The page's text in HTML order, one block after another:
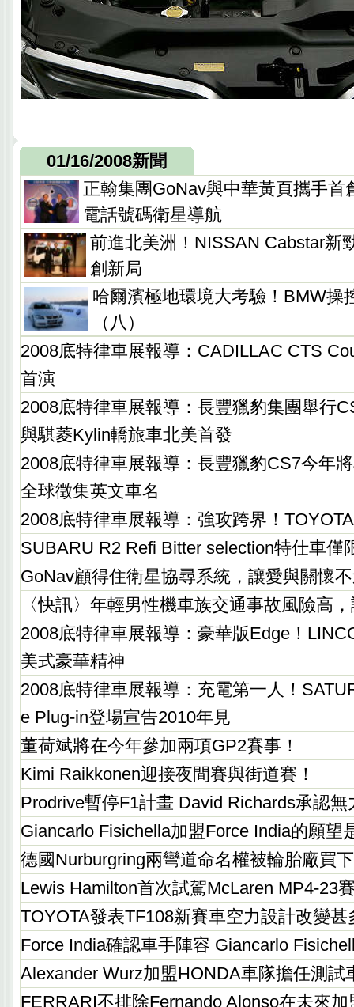
01/16/2008新聞
正翰集團GoNav與中華黃頁攜手首
電話號碼衛星導航
前進北美洲！NISSAN Cabstar新
創新局
哈爾濱極地環境大考驗！BMW操
（八）
2008底特律車展報導：CADILLAC CTS
首演
2008底特律車展報導：長豐獵豹集團舉行
與騏菱Kylin轎旅車北美首發
2008底特律車展報導：長豐獵豹CS7今年
全球徵集英文車名
2008底特律車展報導：強攻跨界！
SUBARU R2 Refi Bitter selection特仕車僅
GoNav顧得住衛星協尋系統，讓愛與關懷
〈快訊〉年輕男性機車族交通事故風險高
2008底特律車展報導：豪華版Edge！
美式豪華精神
2008底特律車展報導：充電第一人！
e Plug-in登場宣告2010年見
董荷斌將在今年參加兩項GP2賽事！
Kimi Raikkonen迎接夜間賽與街道賽！
Prodrive暫停F1計畫 David Richards承認無
Giancarlo Fisichella加盟Force India的願望
德國Nurburgring兩彎道命名權被輪胎廠買
Lewis Hamilton首次試駕McLaren MP4-23
TOYOTA發表TF108新賽車空力設計改變甚
Force India確認車手陣容 Giancarlo
Alexander Wurz加盟HONDA車隊擔任測試
FERRARI不排除Fernando Alonso在未來